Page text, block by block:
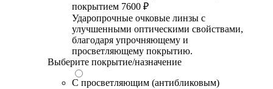
покрытием 7600 ₽
Ударопрочные очковые линзы с
улучшенными оптическими свойствами,
благодаря упрочняющему и
просветляющему покрытию.
Выберите покрытие/назначение
С просветляющим (антибликовым)